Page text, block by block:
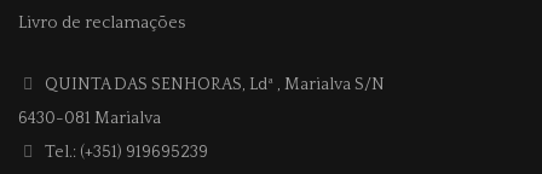
Livro de reclamações
QUINTA DAS SENHORAS, Ldª , Marialva S/N
6430-081 Marialva
Tel.: (+351) 919695239